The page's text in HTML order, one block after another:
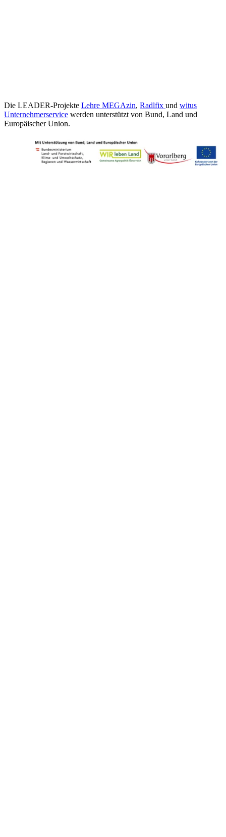
Die LEADER-Projekte Lehre MEGAzin, Radlfix und witus
Unternehmerservice werden unterstützt von Bund, Land und
Europäischer Union.